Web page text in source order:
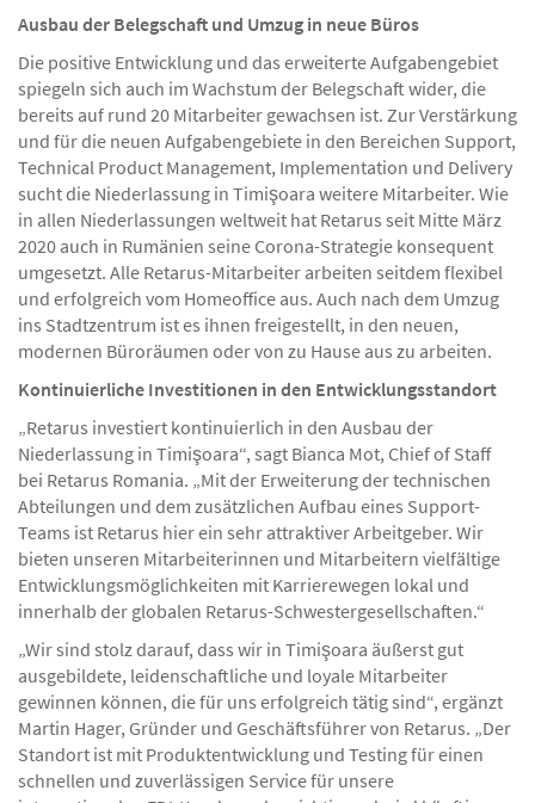
Ausbau der Belegschaft und Umzug in neue Büros
Die positive Entwicklung und das erweiterte Aufgabengebiet
spiegeln sich auch im Wachstum der Belegschaft wider, die
bereits auf rund 20 Mitarbeiter gewachsen ist. Zur Verstärkung
und für die neuen Aufgabengebiete in den Bereichen Support,
Technical Product Management, Implementation und Delivery
sucht die Niederlassung in Timişoara weitere Mitarbeiter. Wie
in allen Niederlassungen weltweit hat Retarus seit Mitte März
2020 auch in Rumänien seine Corona-Strategie konsequent
umgesetzt. Alle Retarus-Mitarbeiter arbeiten seitdem flexibel
und erfolgreich vom Homeoffice aus. Auch nach dem Umzug
ins Stadtzentrum ist es ihnen freigestellt, in den neuen,
modernen Büroräumen oder von zu Hause aus zu arbeiten.
Kontinuierliche Investitionen in den Entwicklungsstandort
„Retarus investiert kontinuierlich in den Ausbau der
Niederlassung in Timişoara“, sagt Bianca Mot, Chief of Staff
bei Retarus Romania. „Mit der Erweiterung der technischen
Abteilungen und dem zusätzlichen Aufbau eines Support-
Teams ist Retarus hier ein sehr attraktiver Arbeitgeber. Wir
bieten unseren Mitarbeiterinnen und Mitarbeitern vielfältige
Entwicklungsmöglichkeiten mit Karrierewegen lokal und
innerhalb der globalen Retarus-Schwestergesellschaften.“
„Wir sind stolz darauf, dass wir in Timişoara äußerst gut
ausgebildete, leidenschaftliche und loyale Mitarbeiter
gewinnen können, die für uns erfolgreich tätig sind“, ergänzt
Martin Hager, Gründer und Geschäftsführer von Retarus. „Der
Standort ist mit Produktentwicklung und Testing für einen
schnellen und zuverlässigen Service für unsere